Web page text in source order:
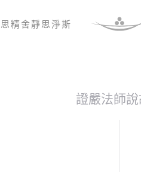
精舍靜思淨斯
證嚴法師